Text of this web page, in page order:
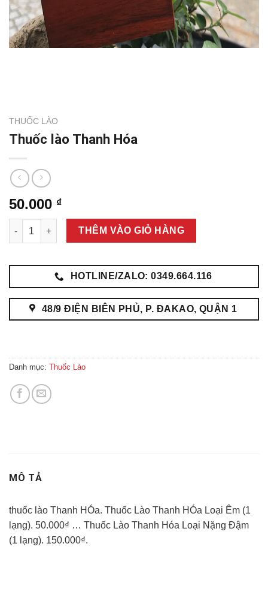
THUỐC LÀO
Thuốc lào Thanh Hóa
50.000 ₫
Thuốc lào Thanh Hóa số lượng
THÊM VÀO GIỎ HÀNG
HOTLINE/ZALO: 0349.664.116
48/9 ĐIỆN BIÊN PHỦ, P. ĐAKAO, QUẬN 1
Danh mục: Thuốc Lào
MÔ TẢ
thuốc lào Thanh HÓa. Thuốc Lào Thanh HÓa Loại Êm (1
lạng). 50.000₫ … Thuốc Lào Thanh Hóa Loại Nặng Đậm
(1 lạng). 150.000₫.